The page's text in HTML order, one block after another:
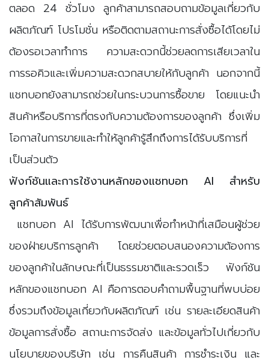
ตลอด 24 ชั่วโมง ลูกค้าสามารถสอบถามข้อมูลเกี่ยวกับ
ผลิตภัณฑ์ โปรโมชั่น หรือติดตามสถานะการสั่งซื้อได้โดยไม่
ต้องรอเวลาทำการ ความสะดวกนี้ช่วยลดการเสียเวลาใน
การรอคิวและเพิ่มความสะดวกสบายให้กับลูกค้า นอกจากนี้
แชทบอทยังสามารถช่วยในกระบวนการซื้อขาย โดยแนะนำ
สินค้าหรือบริการที่ตรงกับความต้องการของลูกค้า ซึ่งเพิ่ม
โอกาสในการขายและทำให้ลูกค้ารู้สึกถึงการได้รับบริการที่
เป็นส่วนตัว
ฟังก์ชันและการใช้งานหลักของแชทบอท AI สำหรับ
ลูกค้าสัมพันธ์
แชทบอท AI ได้รับการพัฒนาเพื่อทำหน้าที่เสมือนผู้ช่วย
ของฝ่ายบริการลูกค้า โดยช่วยตอบสนองความต้องการ
ของลูกค้าในลักษณะที่เป็นธรรมชาติและรวดเร็ว ฟังก์ชัน
หลักของแชทบอท AI คือการตอบคำถามพื้นฐานที่พบบ่อย
ซึ่งรวมถึงข้อมูลเกี่ยวกับผลิตภัณฑ์ เช่น รายละเอียดสินค้า
ข้อมูลการสั่งซื้อ สถานะการจัดส่ง และข้อมูลทั่วไปเกี่ยวกับ
นโยบายของบริษัท เช่น การคืนสินค้า การชำระเงิน และ